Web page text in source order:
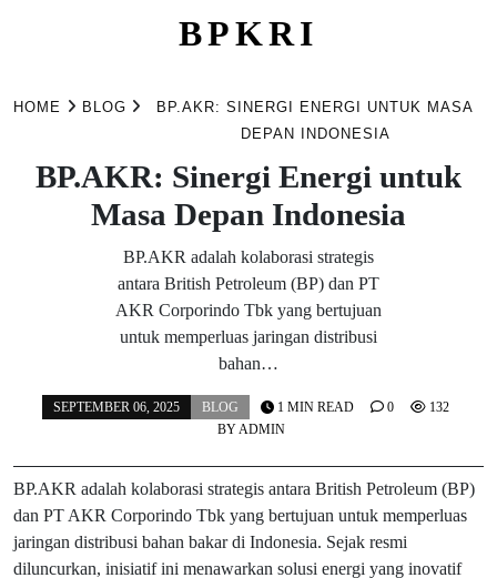
BPKRI
HOME BLOG
BP.AKR: SINERGI ENERGI UNTUK MASA
DEPAN INDONESIA
BP.AKR: Sinergi Energi untuk
Masa Depan Indonesia
BP.AKR adalah kolaborasi strategis
antara British Petroleum (BP) dan PT
AKR Corporindo Tbk yang bertujuan
untuk memperluas jaringan distribusi
bahan…
SEPTEMBER 06, 2025
BLOG
BYADMIN
1 MIN READ 0 132
BP.AKR adalah kolaborasi strategis antara British Petroleum (BP)
dan PT AKR Corporindo Tbk yang bertujuan untuk memperluas
jaringan distribusi bahan bakar di Indonesia. Sejak resmi
diluncurkan, inisiatif ini menawarkan solusi energi yang inovatif